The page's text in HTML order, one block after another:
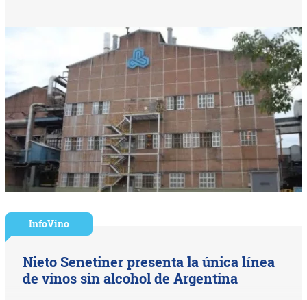
InfoVino
Nieto Senetiner presenta la única línea
de vinos sin alcohol de Argentina